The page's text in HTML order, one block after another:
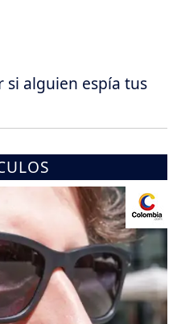
si alguien espía tus